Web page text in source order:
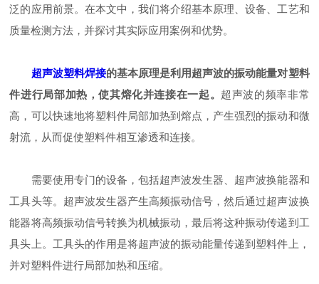
泛的应用前景。在本文中，我们将介绍基本原理、设备、工艺和
质量检测方法，并探讨其实际应用案例和优势。
超声波塑料焊接的基本原理是利用超声波的振动能量对塑料
件进行局部加热，使其熔化并连接在一起。 超声波的频率非常
高，可以快速地将塑料件局部加热到熔点，产生强烈的振动和微
射流，从而促使塑料件相互渗透和连接。
需要使用专门的设备，包括超声波发生器、超声波换能器和
工具头等。超声波发生器产生高频振动信号，然后通过超声波换
能器将高频振动信号转换为机械振动，最后将这种振动传递到工
具头上。工具头的作用是将超声波的振动能量传递到塑料件上，
并对塑料件进行局部加热和压缩。